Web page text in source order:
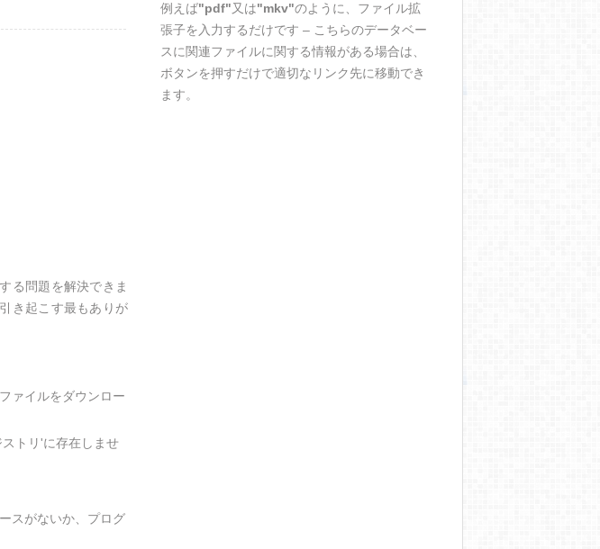
る問題を解決できま
き起こす最もありが
ァイルをダウンロー
トリ'に存在しませ
スがないか、プログ
例えば"pdf"又は"mkv"のように、ファイル拡
張子を入力するだけです – こちらのデータベー
スに関連ファイルに関する情報がある場合は、
ボタンを押すだけで適切なリンク先に移動でき
ます。